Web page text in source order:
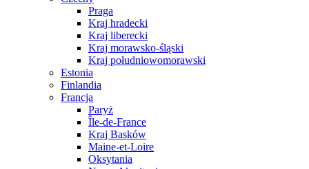
Praga
Kraj hradecki
Kraj liberecki
Kraj morawsko-śląski
Kraj południowomorawski
Estonia
Finlandia
Francja
Paryż
Île-de-France
Kraj Basków
Maine-et-Loire
Oksytania